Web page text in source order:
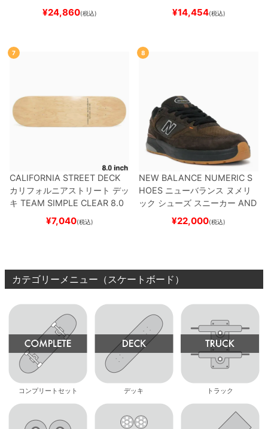
REW REYNOLDS 933
BLACK/NAVY
スケートボ
¥24,860(税込)
（クルーザー用）
ボード スケボー
¥14,454(税込)
7
CALIFORNIA STREET DECK
カリフォルニアストリート デッ
キ TEAM SIMPLE CLEAR 8.0
ブランク（DSM）
ード スケボー
¥7,040(税込)
8
NEW BALANCE NUMERIC S
HOES ニューバランス ヌメリ
ック シューズ スニーカー AND
REW REYNOLDS 933
BROWN/BLACKスケート
¥22,000(税込)
カテゴリーメニュー（スケートボード）
コンプリートセット デッキ トラック